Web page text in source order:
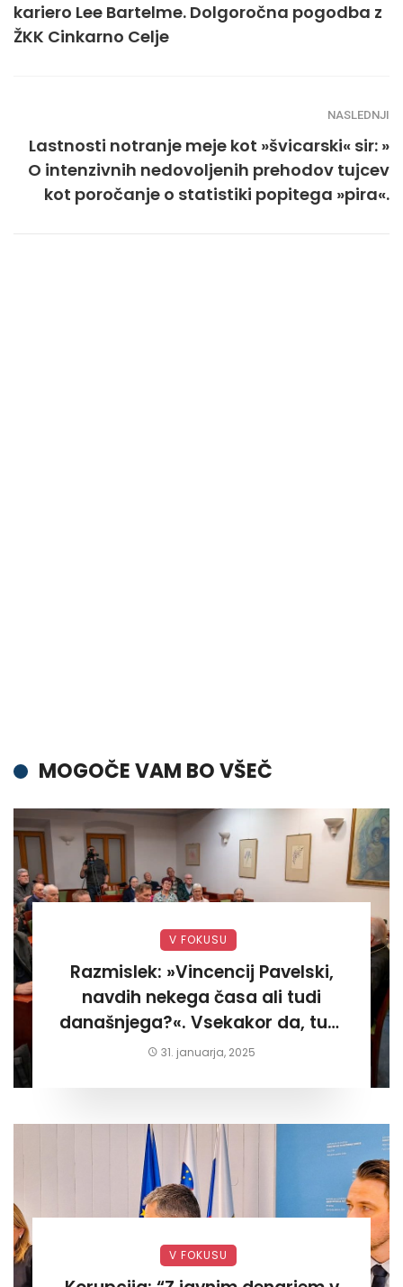
kariero Lee Bartelme. Dolgoročna pogodba z
ŽKK Cinkarno Celje
NASLEDNJI
Lastnosti notranje meje kot »švicarski« sir: »
O intenzivnih nedovoljenih prehodov tujcev
kot poročanje o statistiki popitega »pira«.
MOGOČE VAM BO VŠEČ
V FOKUSU
Razmislek: »Vincencij Pavelski,
navdih nekega časa ali tudi
današnjega?«. Vsekakor da, tudi
današnjega«
31. januarja, 2025
V FOKUSU